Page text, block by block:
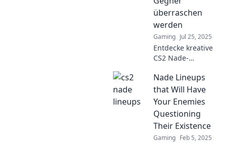
dominate the
competition. Don't
miss out!
überraschen
werden
Gaming Jul 25, 2025
Entdecke kreative
CS2 Nade-
deine Gegner
überraschen! Hol
dir jetzt die besten
Tipps für
spektakuläre
Spielzüge!
Nade Lineups
that Will Have
Your Enemies
Questioning
Their Existence
Gaming Feb 5, 2025